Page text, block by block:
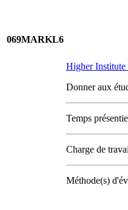
069MARKL6
Higher Institute
Donner aux
Temps
Charge de
Méthode(s)